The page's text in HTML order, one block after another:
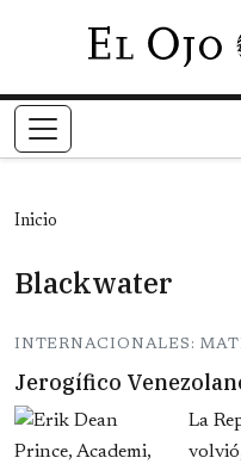
Inicio
Blackwater
INTERNACIONALES:
Jerogífico
La